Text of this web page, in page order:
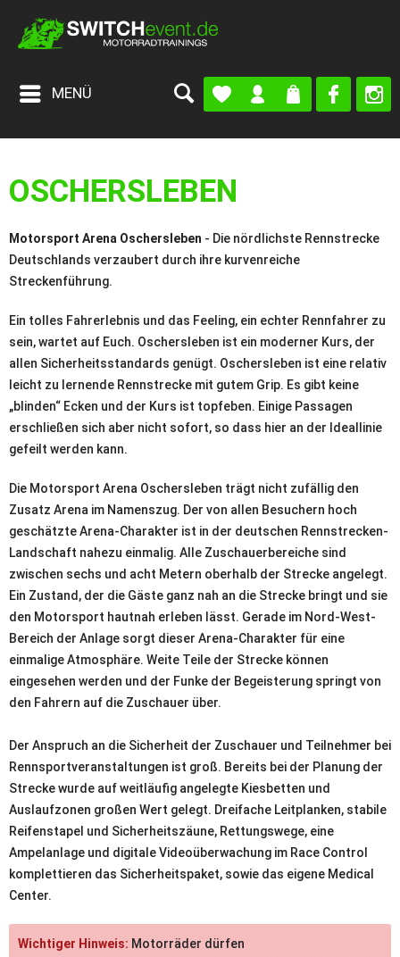
MENÜ
OSCHERSLEBEN
Motorsport Arena Oschersleben - Die nördlichste Rennstrecke
Deutschlands verzaubert durch ihre kurvenreiche
Streckenführung.
Ein tolles Fahrerlebnis und das Feeling, ein echter Rennfahrer zu
sein, wartet auf Euch. Oschersleben ist ein moderner Kurs, der
allen Sicherheitsstandards genügt. Oschersleben ist eine relativ
leicht zu lernende Rennstrecke mit gutem Grip. Es gibt keine
„blinden“ Ecken und der Kurs ist topfeben. Einige Passagen
erschließen sich aber nicht sofort, so dass hier an der Ideallinie
gefeilt werden kann.
Die Motorsport Arena Oschersleben trägt nicht zufällig den
Zusatz Arena im Namenszug. Der von allen Besuchern hoch
geschätzte Arena-Charakter ist in der deutschen Rennstrecken-
Landschaft nahezu einmalig. Alle Zuschauerbereiche sind
zwischen sechs und acht Metern oberhalb der Strecke angelegt.
Ein Zustand, der die Gäste ganz nah an die Strecke bringt und sie
den Motorsport hautnah erleben lässt. Gerade im Nord-West-
Bereich der Anlage sorgt dieser Arena-Charakter für eine
einmalige Atmosphäre. Weite Teile der Strecke können
eingesehen werden und der Funke der Begeisterung springt von
den Fahrern auf die Zuschauer über.
Der Anspruch an die Sicherheit der Zuschauer und Teilnehmer bei
Rennsportveranstaltungen ist groß. Bereits bei der Planung der
Strecke wurde auf weitläufig angelegte Kiesbetten und
Auslaufzonen großen Wert gelegt. Dreifache Leitplanken, stabile
Reifenstapel und Sicherheitszäune, Rettungswege, eine
Ampelanlage und digitale Videoüberwachung im Race Control
komplettieren das Sicherheitspaket, sowie das eigene Medical
Center.
Wichtiger Hinweis: Motorräder dürfen